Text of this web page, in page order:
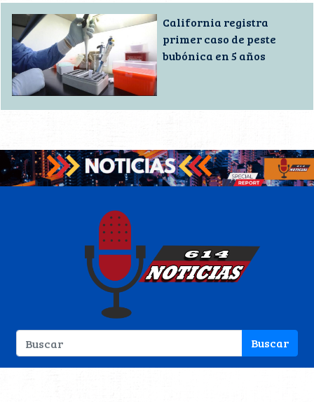
California registra
primer caso de peste
bubónica en 5 años